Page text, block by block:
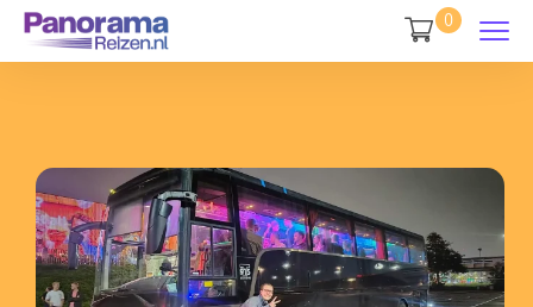
0